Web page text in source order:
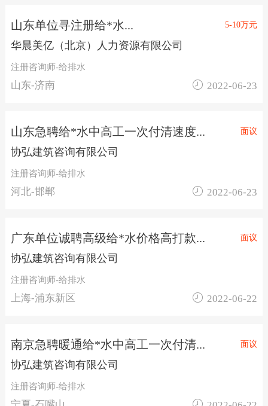
山东单位寻注册给*水... 5-10万元
华晨美亿（北京）人力资源有限公司
注册咨询师-给排水
山东-济南  2022-06-23
山东急聘给*水中高工一次付清速度... 面议
协弘建筑咨询有限公司
注册咨询师-给排水
河北-邯郸  2022-06-23
广东单位诚聘高级给*水价格高打款... 面议
协弘建筑咨询有限公司
注册咨询师-给排水
上海-浦东新区  2022-06-22
南京急聘暖通给*水中高工一次付清... 面议
协弘建筑咨询有限公司
注册咨询师-给排水